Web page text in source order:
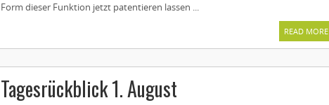
Form dieser Funktion jetzt patentieren lassen ...
READ MORE
Tagesrückblick 1. August